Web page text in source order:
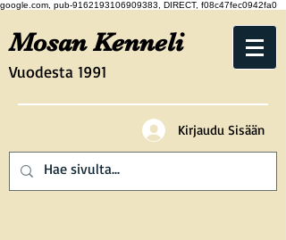
google.com, pub-9162193106909383, DIRECT, f08c47fec0942fa0
Vuodesta 1991
Mosan Kenneli
Kirjaudu Sisään